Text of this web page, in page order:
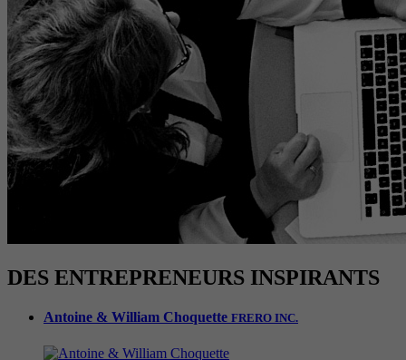
DES ENTREPRENEURS INSPIRANTS
Antoine & William Choquette FRERO INC.